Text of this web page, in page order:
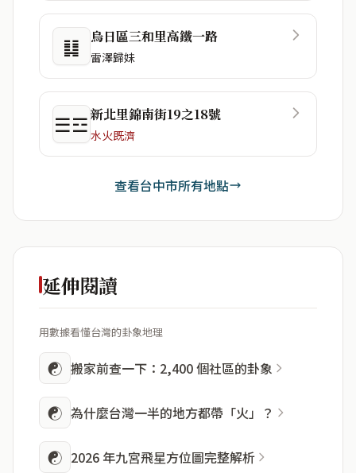
䷆ 烏日區三和里高鐵一路
雷澤歸妹
☰☲新北里錦南街19之18號
水火既濟
查看台中市所有地點
延伸閱讀
用數據看懂台灣的卦象地理
☯ 搬家前查一下：2,400 個社區的卦象
☯ 為什麼台灣一半的地方都帶「火」？
☯ 2026 年九宮飛星方位圖完整解析